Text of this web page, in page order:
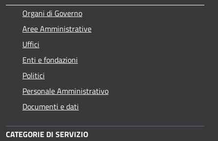
Organi di Governo
Aree Amministrative
Uffici
Enti e fondazioni
Politici
Personale Amministrativo
Documenti e dati
CATEGORIE DI SERVIZIO